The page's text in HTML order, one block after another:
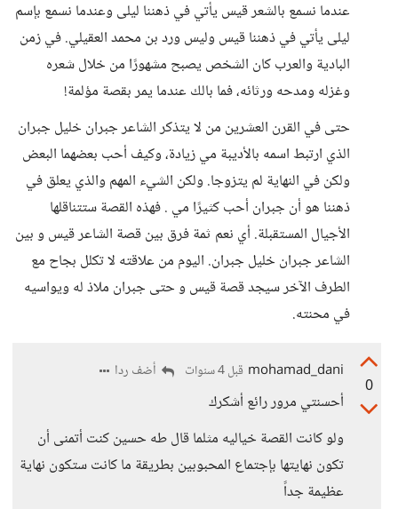
عندما نسمع بالشعر قيس يأتي في ذهننا ليلى وعندما نسمع بإسم
ليلى يأتي في ذهننا قيس وليس ورد بن محمد العقيلي. في زمن
البادية والعرب كان الشخص يصبح مشهورًا من خلال شعره
وغزله ومدحه ورثائه، فما بالك عندما يمر بقصة مؤلمة!
حتى في القرن العشرين من لا يتذكر الشاعر جبران خليل جبران
الذي ارتبط اسمه بالأديبة مي زيادة، وكيف أحب بعضهما البعض
ولكن في النهاية لم يتزوجا. ولكن الشيء المهم والذي يعلق في
ذهننا هو أن جبران أحب كثيرًا مي . فهذه القصة ستتناقلها
الأجيال المستقبلة. أي نعم ثمة فرق بين قصة الشاعر قيس و بين
الشاعر جبران خليل جبران. اليوم من علاقته لا تكلل بجاح مع
الطرف الآخر سيجد قصة قيس و حتى جبران ملاذ له ويواسيه
في محنته.
0
mohamad_dani قبل 4 سنوات أضف ردا
أحسنتي مرور رائع أشكرك
ولو كانت القصة خياليه مثلما قال طه حسين كنت أتمنى أن
تكون نهايتها بإجتماع المحبوبين بطريقة ما كانت ستكون نهاية
عظيمة جداً